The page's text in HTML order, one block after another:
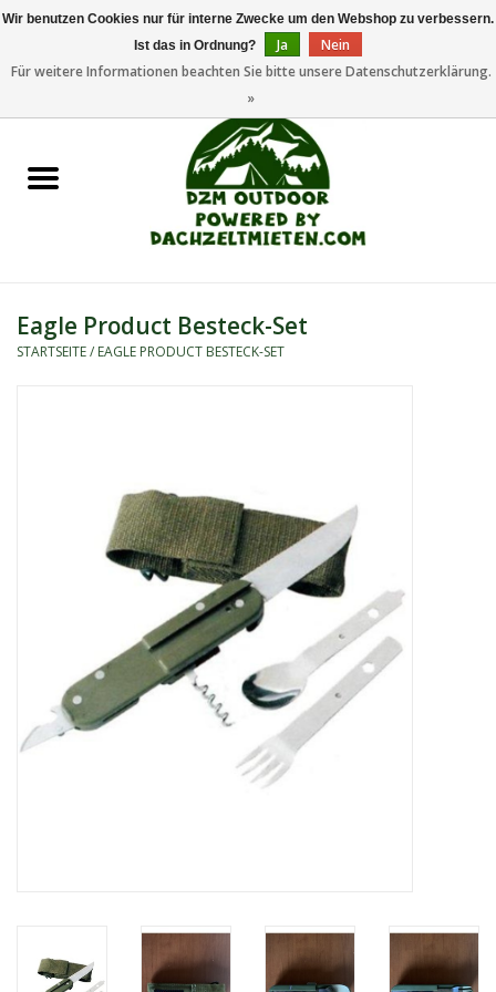
Dachzeltanhänger
Camping/Outdoor
Eagle Product Besteck-Set
STARTSEITE/ EAGLE PRODUCT BESTECK-SET
Wir benutzen Cookies nur für interne Zwecke um den Webshop zu verbessern.
Ist das in Ordnung?
Ja
Nein
Für weitere Informationen beachten Sie bitte unsere Datenschutzerklärung.
»